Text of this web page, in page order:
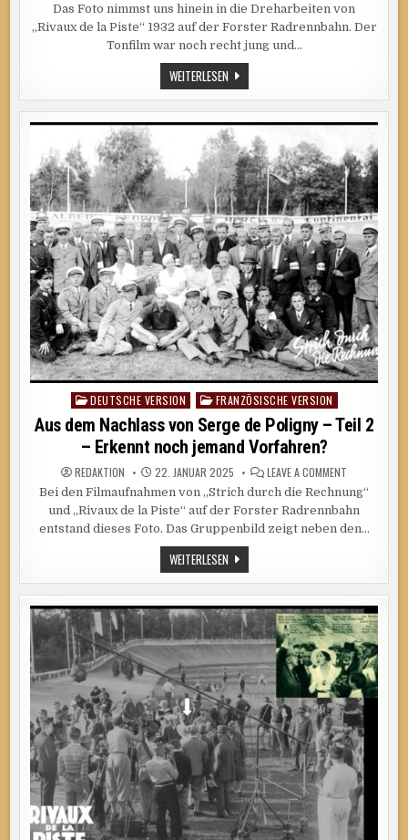
DEM
NACHLASS
VON
3
AUF
Das Foto nimmst uns hinein in die Dreharbeiten von
„Rivaux de la Piste“ 1932 auf der Forster Radrennbahn. Der
Tonfilm war noch recht jung und…
WEITERLESENAUS
DEM
NACHLASS
VON
SERGE
DE
POLIGNY
–
TEIL
3
–
DREHARBEITEN
AUF
DER
RADRENNBAHN
Posted
in
DEUTSCHE VERSION FRANZÖSISCHE VERSION
Aus dem Nachlass von Serge de Poligny – Teil 2
– Erkennt noch jemand Vorfahren?
REDAKTION 22. JANUAR 2025 LEAVE A COMMENT
DEM
NACHLASS
VON
SERGE
DE
2
ERKENNT
NOCH
JEMAND
VORFAHREN?
Bei den Filmaufnahmen von „Strich durch die Rechnung“
und „Rivaux de la Piste“ auf der Forster Radrennbahn
entstand dieses Foto. Das Gruppenbild zeigt neben den…
WEITERLESENAUS
DEM
NACHLASS
VON
SERGE
DE
POLIGNY
–
TEIL
2
–
ERKENNT
NOCH
JEMAND
VORFAHREN?